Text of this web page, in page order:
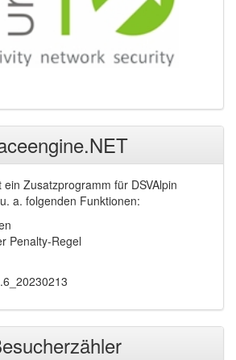
Zusatzprogramm für DSVAlpin
a. folgenden Funktionen:
Penalty-Regel